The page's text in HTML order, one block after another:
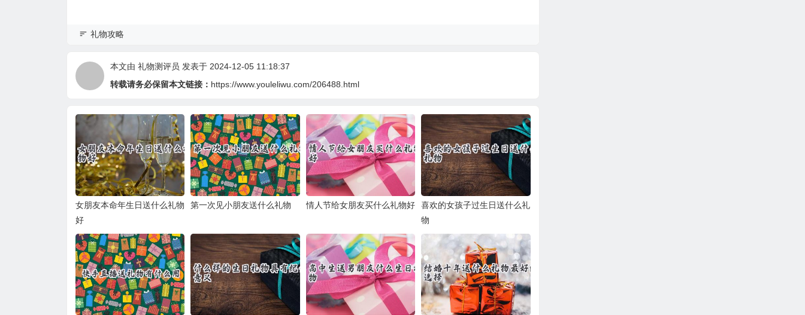
礼物攻略
本文由 礼物测评员 发表于 2024-12-05 11:18:37
转载请务必保留本文链接： https://www.youleliwu.com/206488.html
女朋友本命年生日送什么礼物
好
第一次见小朋友送什么礼物 情人节给女朋友买什么礼物好
喜欢的女孩子过生日送什么礼
物